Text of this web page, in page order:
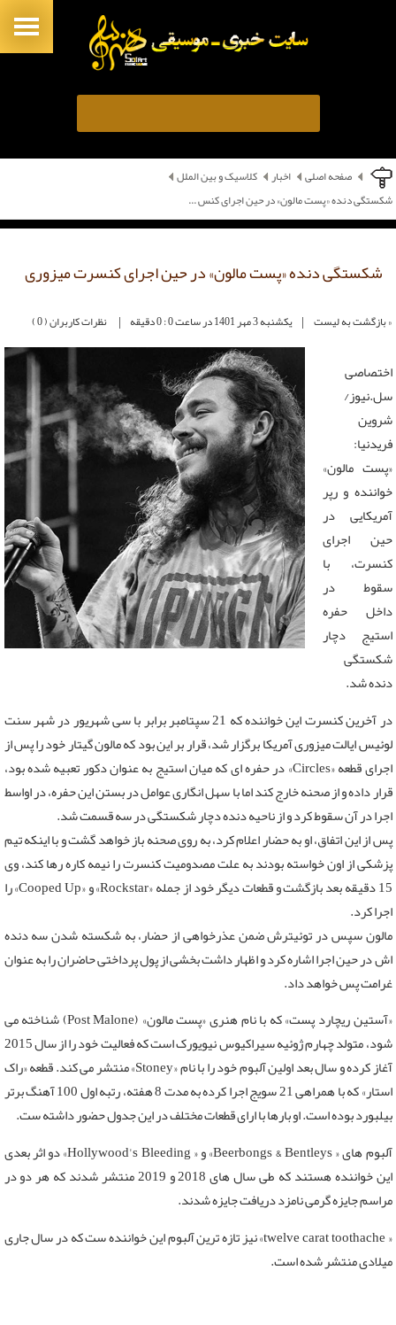
صفحه اصلی اخبار
کلاسیک و بین الملل
شکستگی دنده «پست مالون» در حین اجرای کنس ...
شکستگی دنده «پست مالون» در حین اجرای کنسرت میزوری
« بازگشت به لیست | یکشنبه 3 مهر 1401 در ساعت 0 : 0 دقیقه | نظرات کاربران ( 0 )
اختصاصی
سل.نیوز/
شروین
فریدنیا:
«پست مالون»
خواننده و رپر
آمریکایی در
حین اجرای
کنسرت، با
سقوط در
داخل حفره
استیج دچار
شکستگی
دنده شد.
در آخرین کنسرت این خواننده که 21 سپتامبر برابر با سی شهریور در شهر سنت
لوئیس ایالت میزوری آمریکا برگزار شد، قرار بر این بود که مالون گیتار خود را پس از
اجرای قطعه «Circles» در حفره ای که میان استیج به عنوان دکور تعبیه شده بود،
قرار داده و از صحنه خارج کند اما با سهل انگاری عوامل در بستن این حفره، در اواسط
اجرا در آن سقوط کرد و از ناحیه دنده دچار شکستگی در سه قسمت شد.
پس از این اتفاق، او به حضار اعلام کرد، به روی صحنه باز خواهد گشت و با اینکه تیم
پزشکی از اون خواسته بودند به علت مصدومیت کنسرت را نیمه کاره رها کند، وی
15 دقیقه بعد بازگشت و قطعات دیگر خود از جمله «Rockstar» و «Cooped Up» را
اجرا کرد.
مالون سپس در توئیترش ضمن عذرخواهی از حضار، به شکسته شدن سه دنده
اش در حین اجرا اشاره کرد و اظهار داشت بخشی از پول پرداختی حاضران را به عنوان
غرامت پس خواهد داد.
«آستین ریچارد پست» که با نام هنری «پست مالون» (Post Malone) شناخته می
شود، متولد چهارم ژوئیه سیراکیوس نیویورک است که فعالیت خود را از سال 2015
آغاز کرده و سال بعد اولین آلبوم خود را با نام «Stoney» منتشر می کند. قطعه «راک
استار» که با همراهی 21 سویج اجرا کرده به مدت 8 هفته، رتبه اول 100 آهنگ برتر
بیلبورد بوده است. او بارها با ارای قطعات مختلف در این جدول حضور داشته ست.
آلبوم های « Beerbongs & Bentleys» و « Hollywood's Bleeding» دو اثر بعدی
این خواننده هستند که طی سال های 2018 و 2019 منتشر شدند که هر دو در
مراسم جایزه گرمی نامزد دریافت جایزه شدند.
« twelve carat toothache» نیز تازه ترین آلبوم این خواننده ست که در سال جاری
میلادی منتشر شده است.